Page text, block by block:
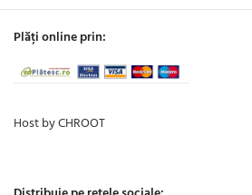
Plăți online prin:
Host by CHROOT